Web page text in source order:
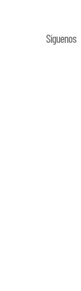
Síguenos